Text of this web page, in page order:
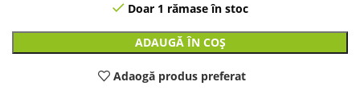
Doar 1 rămase în stoc
ADAUGĂ ÎN COȘ
Adaogă produs preferat